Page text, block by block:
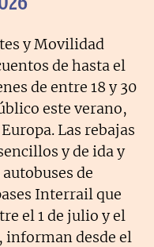
y Movilidad
de hasta el
de entre 18 y 30
este verano,
Las rebajas
y de ida y
de
Interrail que
el 1 de julio y el
informan desde el